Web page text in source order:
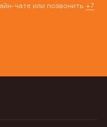
чате или позвонить +7